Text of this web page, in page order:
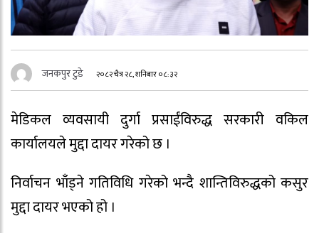
जनकपुर टुडे २०८२ चैत्र २८, शनिबार ०८:३२
मेडिकल व्यवसायी दुर्गा प्रसाईंविरुद्ध सरकारी वकिल
कार्यालयले मुद्दा दायर गरेको छ ।
निर्वाचन भाँड्ने गतिविधि गरेको भन्दै शान्तिविरुद्धको कसुर
मुद्दा दायर भएको हो ।